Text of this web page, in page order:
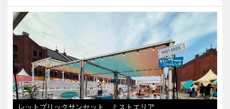
レットブリックサンセット ミストエリア